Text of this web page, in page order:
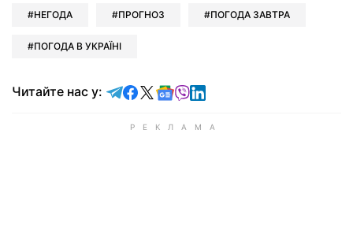
НЕГОДА ПРОГНОЗ ПОГОДА ЗАВТРА
ПОГОДА В УКРАЇНІ
Читайте нас у: Читайте у Telegram
Читайте у Facebook
Читайте у X
Читайте у Google news
Читайте у Viber
Читайте у LinkedIn